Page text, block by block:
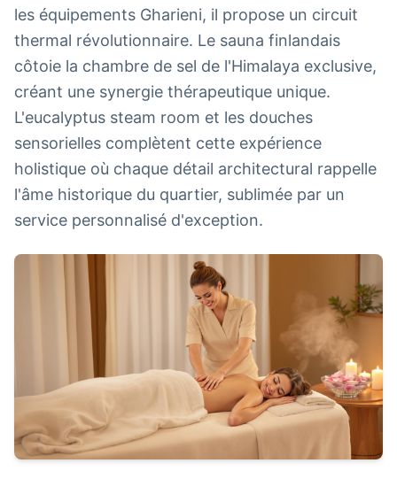
les équipements Gharieni, il propose un circuit
thermal révolutionnaire. Le sauna finlandais
côtoie la chambre de sel de l'Himalaya exclusive,
créant une synergie thérapeutique unique.
L'eucalyptus steam room et les douches
sensorielles complètent cette expérience
holistique où chaque détail architectural rappelle
l'âme historique du quartier, sublimée par un
service personnalisé d'exception.